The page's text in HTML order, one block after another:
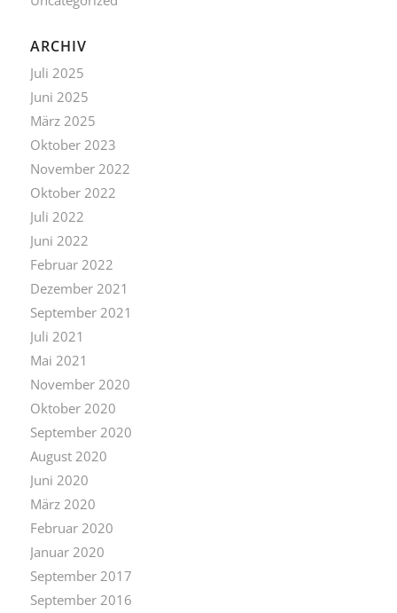
ARCHIV
Juli 2025
Juni 2025
März 2025
Oktober 2023
November 2022
Oktober 2022
Juli 2022
Juni 2022
Februar 2022
Dezember 2021
September 2021
Juli 2021
Mai 2021
November 2020
Oktober 2020
September 2020
August 2020
Juni 2020
März 2020
Februar 2020
Januar 2020
September 2017
September 2016